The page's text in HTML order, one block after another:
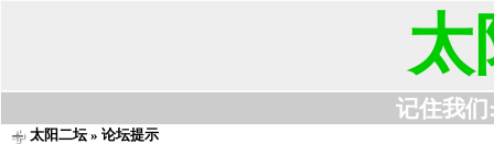
太
记住我们
太阳二坛» 论坛提示